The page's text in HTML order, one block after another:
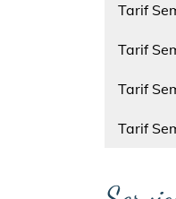
Tarif
Tarif
Tarif
Tarif